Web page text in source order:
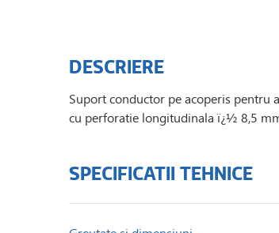
DESCRIERE
Suport conductor pe acoperis pentru
cu perforatie longitudinala ï¿½ 8,5
SPECIFICATII TEHNICE